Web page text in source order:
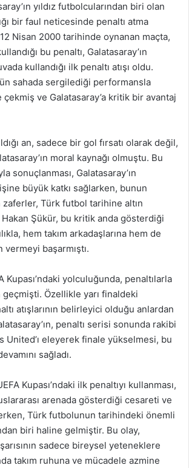
yıldız futbolcularından biri olan
bir faul neticesinde penaltı atma
Nisan 2000 tarihinde oynanan maçta,
bu penaltı, Galatasaray’ın
kullandığı ilk penaltı atışı oldu.
sahada sergilediği performansla
ve Galatasaray’a kritik bir avantaj
an, sadece bir gol fırsatı olarak değil,
moral kaynağı olmuştu. Bu
sonuçlanması, Galatasaray’ın
büyük katkı sağlarken, bunun
zaferler, Türk futbol tarihine altın
Hakan Şükür, bu kritik anda gösterdiği
hem takım arkadaşlarına hem de
başarmıştı.
Kupası’ndaki yolculuğunda, penaltılarla
Özellikle yarı finaldeki
atışlarının belirleyici olduğu anlardan
penaltı serisi sonunda rakibi
United’ı eleyerek finale yükselmesi, bu
sağladı.
Kupası’ndaki ilk penaltıyı kullanması,
arenada gösterdiği cesareti ve
Türk futbolunun tarihindeki önemli
biri haline gelmiştir. Bu olay,
sadece bireysel yeteneklere
takım ruhuna ve mücadele azmine